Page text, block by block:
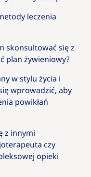
leczenia
skonsultować się z
plan żywieniowy?
w stylu życia i
wprowadzić, aby
powikłań
z innymi
czy
opieki